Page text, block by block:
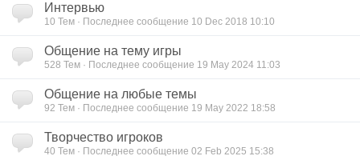
Интервью
10 Тем · Последнее сообщение 10 Dec 2018 10:10
Общение на тему игры
528 Тем · Последнее сообщение 19 May 2024 11:03
Общение на любые темы
92 Тем · Последнее сообщение 19 May 2022 18:58
Творчество игроков
40 Тем · Последнее сообщение 02 Feb 2025 15:38